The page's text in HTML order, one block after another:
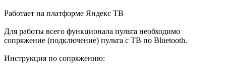
Работает на платформе Яндекс ТВ
Для работы всего функционала пульта необходимо
сопряжение (подключение) пульта с ТВ по Bluetooth.
Инструкция по сопряжению: